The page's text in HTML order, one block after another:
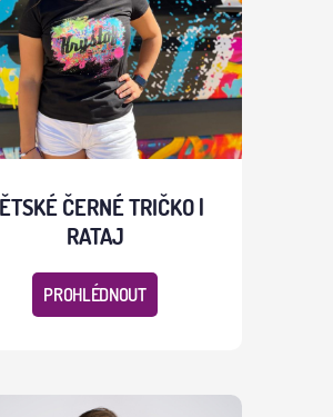
ČERNÉ TRIČKO |
RATAJ
PROHLÉDNOUT